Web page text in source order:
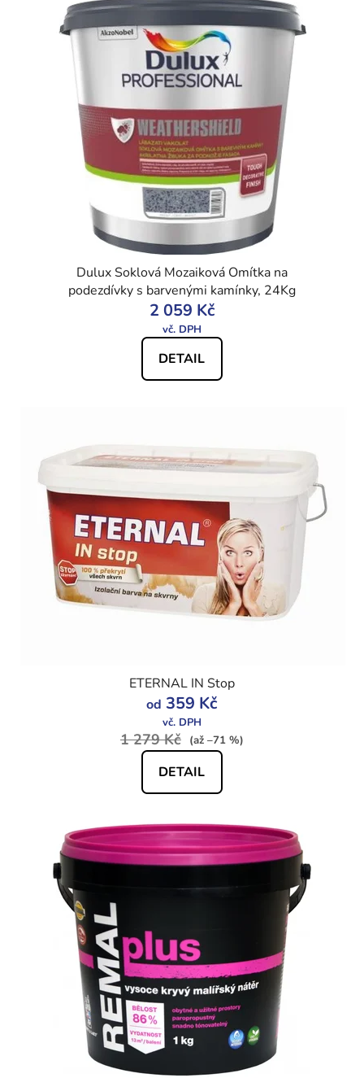
Dulux Soklová Mozaiková Omítka na
podezdívky s barvenými kamínky, 24Kg
2 059 Kč
DETAIL
ETERNAL IN Stop
od 359 Kč
1 279 Kč (až –71 %)
DETAIL